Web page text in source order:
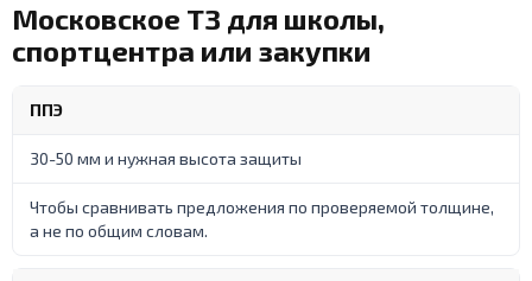
Московское ТЗ для школы,
спортцентра или закупки
ППЭ
30-50 мм и нужная высота защиты
Чтобы сравнивать предложения по проверяемой толщине,
а не по общим словам.